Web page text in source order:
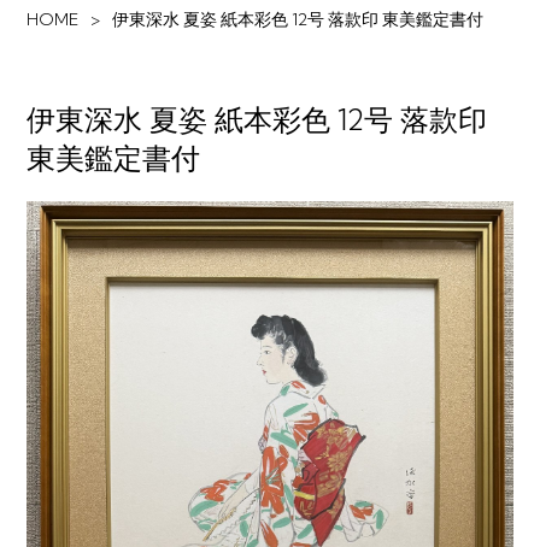
HOME 伊東深水 夏姿 紙本彩色 12号 落款印 東美鑑定書付
伊東深水 夏姿 紙本彩色 12号 落款印
東美鑑定書付